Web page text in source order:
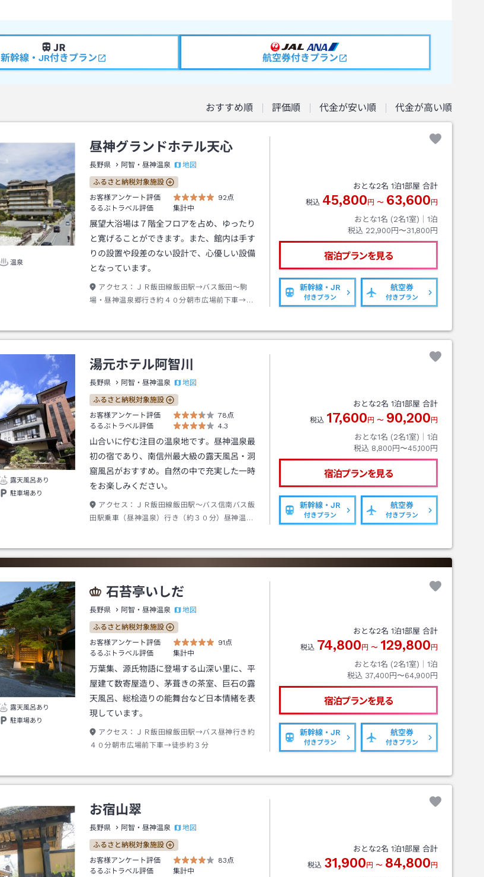
新幹線・JR付きプラン 航空券付きプラン
おすすめ順 評価順 代金が安い順 代金が高い順
温泉
昼神グランドホテル天心
長野県 阿智・昼神温泉 地図
ふるさと納税対象施設
お客様アンケート評価
92点
るるぶトラベル評価
集計中
展望大浴場は７階全フロアを占め、ゆったり
と寛げることができます。また、館内は手す
りの設置や段差のない設計で、心優しい設備
となっています。
アクセス：
ＪＲ飯田線飯田駅→バス飯田～駒
場・昼神温泉郷行き約４０分朝市広場前下車→徒
おとな2名 1泊1部屋 合計
税込 45,800 円 〜 63,600 円
おとな1名 (2名1室)｜ 1泊
税込 22,900円〜31,800円
宿泊プランを見る
新幹線・JR
付きプラン
航空券
付きプラン
露天風呂あり
駐車場あり
湯元ホテル阿智川
長野県 阿智・昼神温泉 地図
ふるさと納税対象施設
お客様アンケート評価
78点
るるぶトラベル評価
4.3
山合いに佇む注目の温泉地です。昼神温泉最
初の宿であり、南信州最大級の露天風呂・洞
窟風呂がおすすめ。自然の中で充実した一時
をお楽しみください。
アクセス：
ＪＲ飯田線飯田駅～バス信南バス飯
田駅乗車（昼神温泉）行き（約３０分）昼神温泉
おとな2名 1泊1部屋 合計
税込 17,600 円 〜 90,200 円
おとな1名 (2名1室)｜ 1泊
税込 8,800円〜45,100円
宿泊プランを見る
新幹線・JR
付きプラン
航空券
付きプラン
露天風呂あり
駐車場あり
石苔亭いしだ
長野県 阿智・昼神温泉 地図
ふるさと納税対象施設
お客様アンケート評価
91点
るるぶトラベル評価
集計中
万葉集、源氏物語に登場する山深い里に、平
屋建て数寄屋造り、茅葺きの茶室、巨石の露
天風呂、総桧造りの能舞台など日本情緒を表
現しています。
アクセス：
ＪＲ飯田線飯田駅→バス昼神行き約
４０分朝市広場前下車→徒歩約３分
おとな2名 1泊1部屋 合計
税込 74,800 円 〜 129,800 円
おとな1名 (2名1室)｜ 1泊
税込 37,400円〜64,900円
宿泊プランを見る
新幹線・JR
付きプラン
航空券
付きプラン
お宿山翠
長野県 阿智・昼神温泉 地図
ふるさと納税対象施設
お客様アンケート評価
83点
るるぶトラベル評価
集計中
おとな2名 1泊1部屋 合計
税込 31,900 円 〜 84,800 円